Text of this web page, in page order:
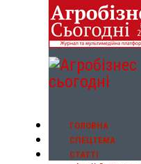
ГОЛОВНА
СПЕЦТЕМА
СТАТТІ